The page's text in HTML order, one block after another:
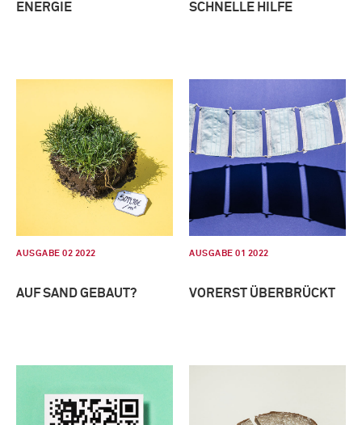
ENERGIE SCHNELLE HILFE
AUSGABE 02 2022
AUF SAND GEBAUT?
AUSGABE 01 2022
VORERST ÜBERBRÜCKT